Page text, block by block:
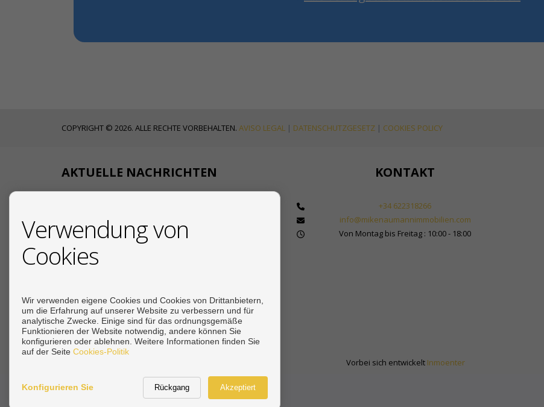
COPYRIGHT © 2026. ALLE RECHTE VORBEHALTEN. AVISO LEGAL | DATENSCHUTZGESETZ | COOKIES POLICY
AKTUELLE NACHRICHTEN
19/12/2025
Steuern beim Immobilienkauf an der Costa del Sol
Siehe mehr
KONTAKT
+34 622318266
info@mikenaumannimmobilien.com
Von Montag bis Freitag : 10:00 - 18:00
Vorbei sich entwickelt Inmoenter
Verwendung von
Cookies
Wir verwenden eigene Cookies und Cookies von Drittanbietern,
um die Erfahrung auf unserer Website zu verbessern und für
analytische Zwecke. Einige sind für das ordnungsgemäße
Funktionieren der Website notwendig, andere können Sie
konfigurieren oder ablehnen. Weitere Informationen finden Sie
auf der Seite Cookies-Politik
Konfigurieren Sie